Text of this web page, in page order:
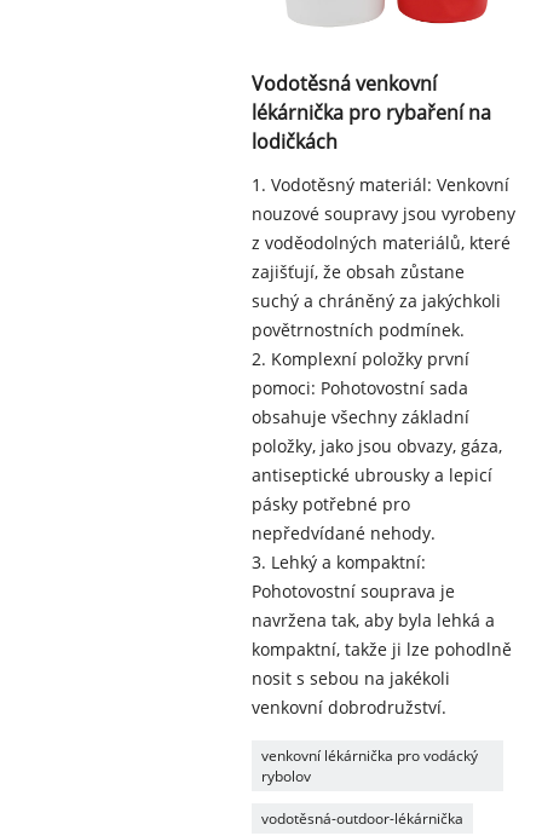
Vodotěsná venkovní
lékárnička pro rybaření na
lodičkách
1. Vodotěsný materiál: Venkovní
nouzové soupravy jsou vyrobeny
z voděodolných materiálů, které
zajišťují, že obsah zůstane
suchý a chráněný za jakýchkoli
povětrnostních podmínek.
2. Komplexní položky první
pomoci: Pohotovostní sada
obsahuje všechny základní
položky, jako jsou obvazy, gáza,
antiseptické ubrousky a lepicí
pásky potřebné pro
nepředvídané nehody.
3. Lehký a kompaktní:
Pohotovostní souprava je
navržena tak, aby byla lehká a
kompaktní, takže ji lze pohodlně
nosit s sebou na jakékoli
venkovní dobrodružství.
venkovní lékárnička pro vodácký
rybolov
vodotěsná-outdoor-lékárnička